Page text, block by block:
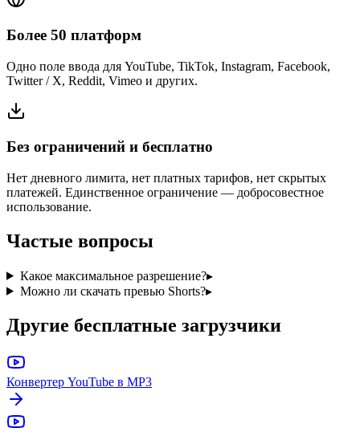
Более 50 платформ
Одно поле ввода для YouTube, TikTok, Instagram, Facebook,
Twitter / X, Reddit, Vimeo и других.
Без ограничений и бесплатно
Нет дневного лимита, нет платных тарифов, нет скрытых
платежей. Единственное ограничение — добросовестное
использование.
Частые вопросы
Какое максимальное разрешение?▸
Можно ли скачать превью Shorts?▸
Другие бесплатные загрузчики
Конвертер YouTube в MP3